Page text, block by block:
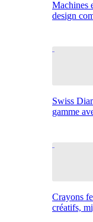
Machines
design
Swiss
gamme
Crayons
créatifs,